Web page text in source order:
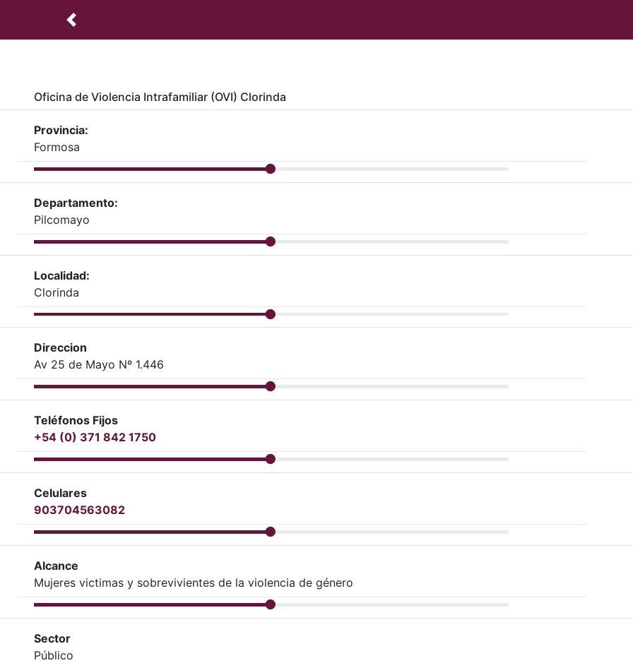
Oficina de Violencia Intrafamiliar (OVI) Clorinda
Provincia:
Formosa
Departamento:
Pilcomayo
Localidad:
Clorinda
Direccion
Av 25 de Mayo Nº 1.446
Teléfonos Fijos
+54 (0) 371 842 1750
Celulares
903704563082
Alcance
Mujeres victimas y sobrevivientes de la violencia de género
Sector
Público